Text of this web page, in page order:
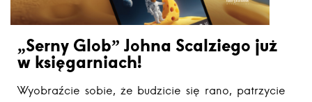
„Serny Glob” Johna Scalziego już
w księgarniach!
Wyobraźcie sobie, że budzicie się rano, patrzycie